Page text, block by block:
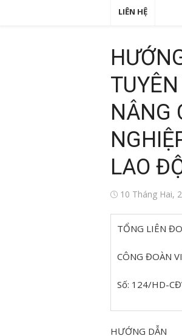
LIÊN HỆ
NÂNG
LAO
Đăng10 Tháng Hai,
TỔNG LIÊN
CÔNG ĐOÀN
Số: 124/HD-
HƯỚNG DẪN